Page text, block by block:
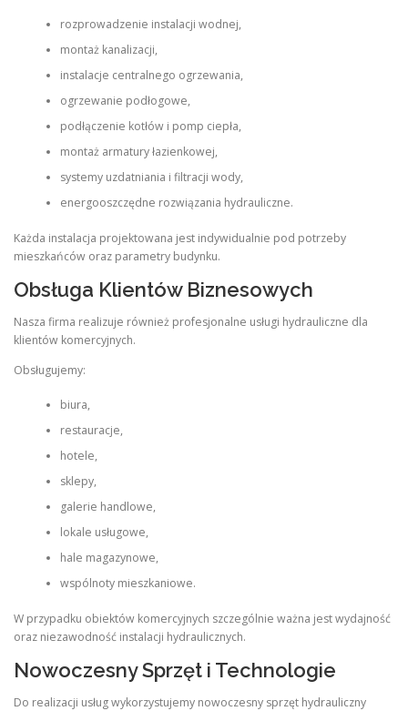
rozprowadzenie instalacji wodnej,
montaż kanalizacji,
instalacje centralnego ogrzewania,
ogrzewanie podłogowe,
podłączenie kotłów i pomp ciepła,
montaż armatury łazienkowej,
systemy uzdatniania i filtracji wody,
energooszczędne rozwiązania hydrauliczne.
Każda instalacja projektowana jest indywidualnie pod potrzeby
mieszkańców oraz parametry budynku.
Obsługa Klientów Biznesowych
Nasza firma realizuje również profesjonalne usługi hydrauliczne dla
klientów komercyjnych.
Obsługujemy:
biura,
restauracje,
hotele,
sklepy,
galerie handlowe,
lokale usługowe,
hale magazynowe,
wspólnoty mieszkaniowe.
W przypadku obiektów komercyjnych szczególnie ważna jest wydajność
oraz niezawodność instalacji hydraulicznych.
Nowoczesny Sprzęt i Technologie
Do realizacji usług wykorzystujemy nowoczesny sprzęt hydrauliczny